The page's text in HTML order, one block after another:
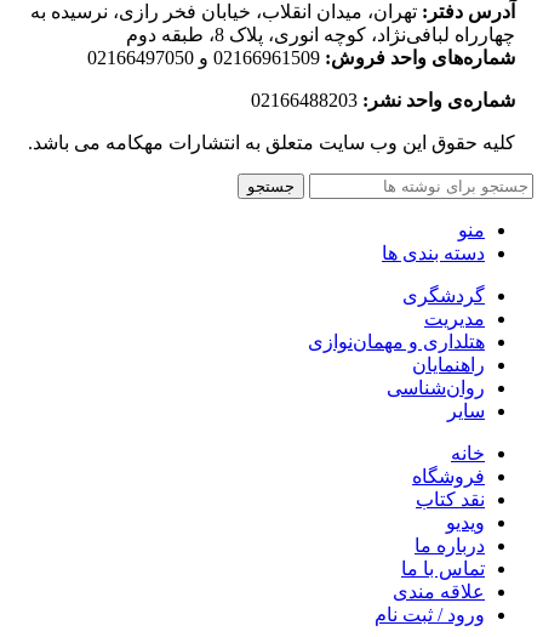
آدرس دفتر: تهران، میدان انقلاب، خیابان فخر رازی، نرسیده به
چهارراه لبافی‌نژاد، کوچه انوری، پلاک 8، طبقه دوم
شماره‌های واحد فروش: 02166961509 و 02166497050
شماره‌‌ی واحد نشر:
کلیه حقوق این وب سایت متعلق به انتشارات مهکامه می باشد.
جستجو
منو
دسته بندی ها
گردشگری
مدیریت
هتلداری و مهمان‌نوازی
راهنمایان
روان‌شناسی
سایر
خانه
فروشگاه
نقد کتاب
ویدیو
درباره‌ ما
تماس با ما
علاقه مندی
ورود / ثبت نام